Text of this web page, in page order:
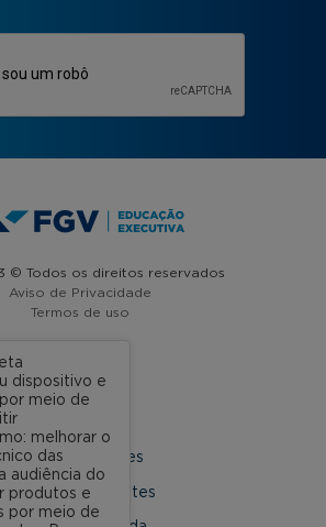
© Todos os direitos reservados
Aviso de Privacidade
Termos de uso
A FGV
Nossas Unidades
Dúvidas Frequentes
dispositivo e
meio de
melhorar o
das
audiência do
produtos e
por meio de